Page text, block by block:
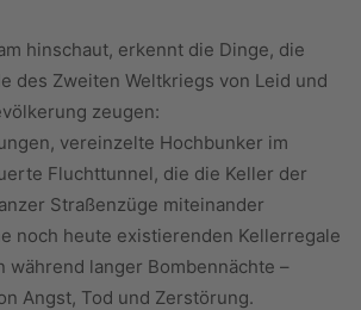
hinschaut, erkennt die Dinge, die
des Zweiten Weltkriegs von Leid und
zeugen:
vereinzelte Hochbunker im
Fluchttunnel, die die Keller der
Straßenzüge miteinander
noch heute existierenden Kellerregale
während langer Bombennächte –
Angst, Tod und Zerstörung.